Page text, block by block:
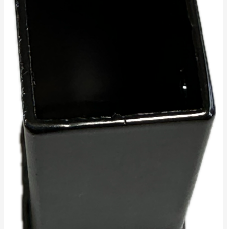
BRACKET
Wonder
kogus